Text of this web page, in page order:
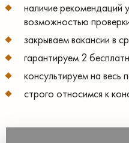
наличие рекомендаций
возможностью
закрываем вакансии в
гарантируем 2
консультируем на
строго относимся к